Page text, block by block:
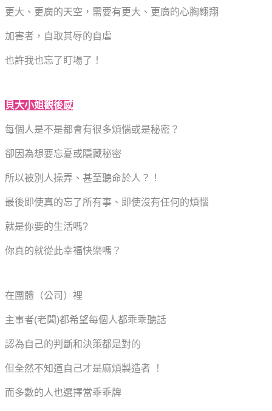
更大、更廣的天空，需要有更大、更廣的心胸翱翔
加害者，自取其辱的自虐
也許我也忘了盯場了！
貝大小姐觀後感
每個人是不是都會有很多煩惱或是秘密？
卻因為想要忘憂或隱藏秘密
所以被別人操弄、甚至聽命於人？！
最後即使真的忘了所有事、即使沒有任何的煩惱
就是你要的生活嗎?
你真的就從此幸福快樂嗎？
在團體（公司）裡
主事者(老闆)都希望每個人都乖乖聽話
認為自己的判斷和決策都是對的
但全然不知道自己才是麻煩製造者 ！
而多數的人也選擇當乖乖牌